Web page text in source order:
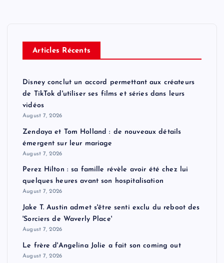
Articles Récents
Disney conclut un accord permettant aux créateurs
de TikTok d'utiliser ses films et séries dans leurs
vidéos
August 7, 2026
Zendaya et Tom Holland : de nouveaux détails
émergent sur leur mariage
August 7, 2026
Perez Hilton : sa famille révèle avoir été chez lui
quelques heures avant son hospitalisation
August 7, 2026
Jake T. Austin admet s'être senti exclu du reboot des
'Sorciers de Waverly Place'
August 7, 2026
Le frère d'Angelina Jolie a fait son coming out
August 7, 2026